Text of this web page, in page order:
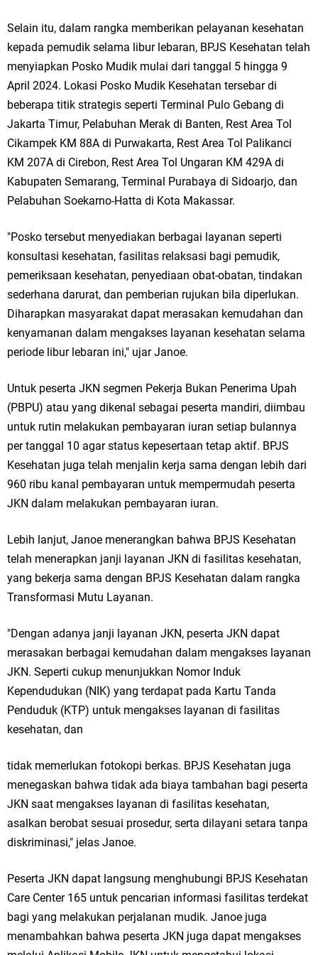
DPC PDI Perjuangan Gresik Tebar Berkah Idul Adha, Bagikan Daging
Kurban untuk Ratusan Warga
Ponpes Himmatul Khoiriyah Gelar Penyembelihan Hewan Qurban dari
Keluarga Besar dr. Titin Ekowati RS Wates Husada Balongpanggang
RT 03 RW 01 Patra Raya Rosewood Cerme Gresik Berbenah dan
Bersolek, Siap Meriahkan HUT Ke 81 RI
Selain itu, dalam rangka memberikan pelayanan kesehatan
kepada pemudik selama libur lebaran, BPJS Kesehatan telah
menyiapkan Posko Mudik mulai dari tanggal 5 hingga 9
April 2024. Lokasi Posko Mudik Kesehatan tersebar di
beberapa titik strategis seperti Terminal Pulo Gebang di
Jakarta Timur, Pelabuhan Merak di Banten, Rest Area Tol
Cikampek KM 88A di Purwakarta, Rest Area Tol Palikanci
KM 207A di Cirebon, Rest Area Tol Ungaran KM 429A di
Kabupaten Semarang, Terminal Purabaya di Sidoarjo, dan
Pelabuhan Soekarno-Hatta di Kota Makassar.
"Posko tersebut menyediakan berbagai layanan seperti
konsultasi kesehatan, fasilitas relaksasi bagi pemudik,
pemeriksaan kesehatan, penyediaan obat-obatan, tindakan
sederhana darurat, dan pemberian rujukan bila diperlukan.
Diharapkan masyarakat dapat merasakan kemudahan dan
kenyamanan dalam mengakses layanan kesehatan selama
periode libur lebaran ini," ujar Janoe.
Untuk peserta JKN segmen Pekerja Bukan Penerima Upah
(PBPU) atau yang dikenal sebagai peserta mandiri, diimbau
untuk rutin melakukan pembayaran iuran setiap bulannya
per tanggal 10 agar status kepesertaan tetap aktif. BPJS
Kesehatan juga telah menjalin kerja sama dengan lebih dari
960 ribu kanal pembayaran untuk mempermudah peserta
JKN dalam melakukan pembayaran iuran.
Lebih lanjut, Janoe menerangkan bahwa BPJS Kesehatan
telah menerapkan janji layanan JKN di fasilitas kesehatan,
yang bekerja sama dengan BPJS Kesehatan dalam rangka
Transformasi Mutu Layanan.
"Dengan adanya janji layanan JKN, peserta JKN dapat
merasakan berbagai kemudahan dalam mengakses layanan
JKN. Seperti cukup menunjukkan Nomor Induk
Kependudukan (NIK) yang terdapat pada Kartu Tanda
Penduduk (KTP) untuk mengakses layanan di fasilitas
kesehatan, dan
tidak memerlukan fotokopi berkas. BPJS Kesehatan juga
menegaskan bahwa tidak ada biaya tambahan bagi peserta
JKN saat mengakses layanan di fasilitas kesehatan,
asalkan berobat sesuai prosedur, serta dilayani setara tanpa
diskriminasi," jelas Janoe.
Peserta JKN dapat langsung menghubungi BPJS Kesehatan
Care Center 165 untuk pencarian informasi fasilitas terdekat
bagi yang melakukan perjalanan mudik. Janoe juga
menambahkan bahwa peserta JKN juga dapat mengakses